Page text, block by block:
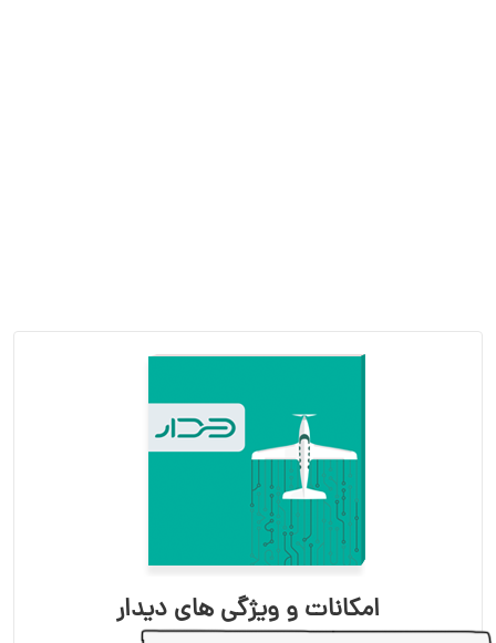
امکانات و ویژگی های دیدار